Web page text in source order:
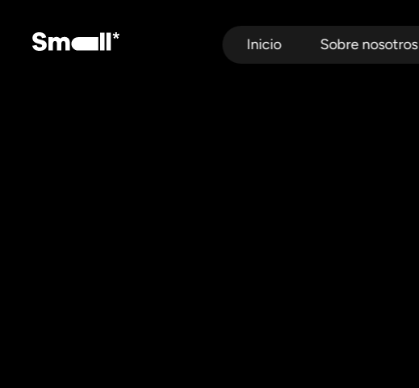
Inicio Sobre nosotros